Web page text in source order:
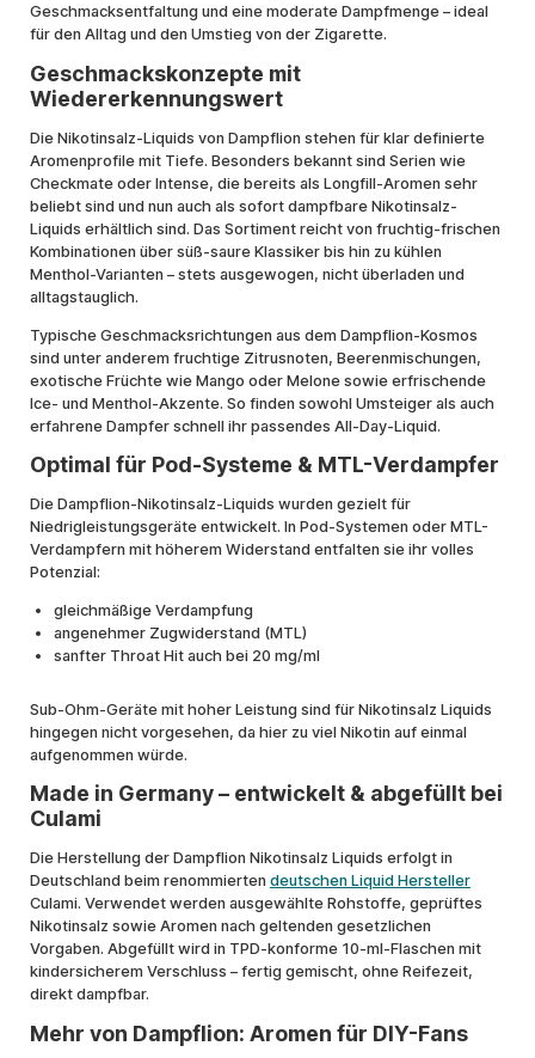
Geschmacksentfaltung und eine moderate Dampfmenge – ideal
für den Alltag und den Umstieg von der Zigarette.
Geschmackskonzepte mit
Wiedererkennungswert
Die Nikotinsalz-Liquids von Dampflion stehen für klar definierte
Aromenprofile mit Tiefe. Besonders bekannt sind Serien wie
Checkmate oder Intense, die bereits als Longfill-Aromen sehr
beliebt sind und nun auch als sofort dampfbare Nikotinsalz-
Liquids erhältlich sind. Das Sortiment reicht von fruchtig-frischen
Kombinationen über süß-saure Klassiker bis hin zu kühlen
Menthol-Varianten – stets ausgewogen, nicht überladen und
alltagstauglich.
Typische Geschmacksrichtungen aus dem Dampflion-Kosmos
sind unter anderem fruchtige Zitrusnoten, Beerenmischungen,
exotische Früchte wie Mango oder Melone sowie erfrischende
Ice- und Menthol-Akzente. So finden sowohl Umsteiger als auch
erfahrene Dampfer schnell ihr passendes All-Day-Liquid.
Optimal für Pod-Systeme & MTL-Verdampfer
Die Dampflion-Nikotinsalz-Liquids wurden gezielt für
Niedrigleistungsgeräte entwickelt. In Pod-Systemen oder MTL-
Verdampfern mit höherem Widerstand entfalten sie ihr volles
Potenzial:
gleichmäßige Verdampfung
angenehmer Zugwiderstand (MTL)
sanfter Throat Hit auch bei 20 mg/ml
Sub-Ohm-Geräte mit hoher Leistung sind für Nikotinsalz Liquids
hingegen nicht vorgesehen, da hier zu viel Nikotin auf einmal
aufgenommen würde.
Made in Germany – entwickelt & abgefüllt bei
Culami
Die Herstellung der Dampflion Nikotinsalz Liquids erfolgt in
Deutschland beim renommierten deutschen Liquid Hersteller
Culami. Verwendet werden ausgewählte Rohstoffe, geprüftes
Nikotinsalz sowie Aromen nach geltenden gesetzlichen
Vorgaben. Abgefüllt wird in TPD-konforme 10-ml-Flaschen mit
kindersicherem Verschluss – fertig gemischt, ohne Reifezeit,
direkt dampfbar.
Mehr von Dampflion: Aromen für DIY-Fans